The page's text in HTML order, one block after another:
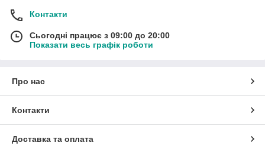
Контакти
Сьогодні працює з 09:00 до 20:00
Показати весь графік роботи
Про нас
Контакти
Доставка та оплата